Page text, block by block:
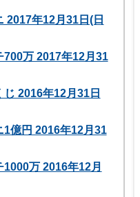
2017年12月31日(日
万 2017年12月31
2016年12月31日
億円 2016年12月31
万 2016年12月